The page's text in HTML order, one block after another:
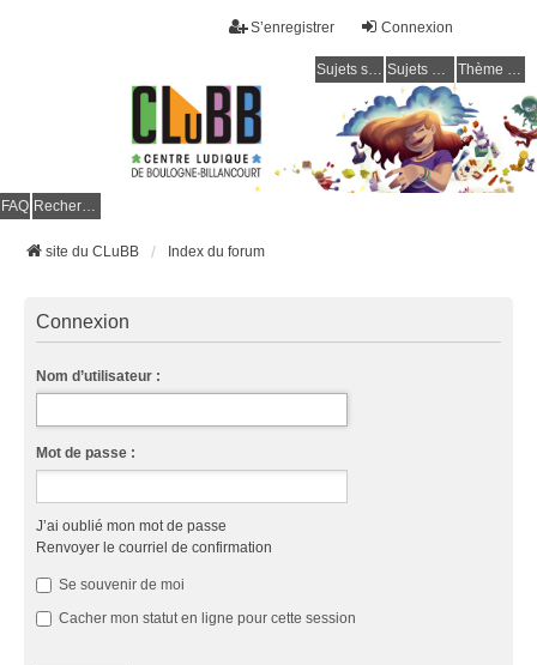
Connexion
S’enregistrer
Sujets sans réponse Sujets actifs Thème clair / foncé
FAQ Rechercher
site du CLuBB Index du forum
Connexion
Nom d’utilisateur :
Mot de passe :
J’ai oublié mon mot de passe
Renvoyer le courriel de confirmation
Se souvenir de moi
Cacher mon statut en ligne pour cette session